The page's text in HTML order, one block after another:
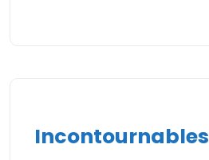
Incontournables